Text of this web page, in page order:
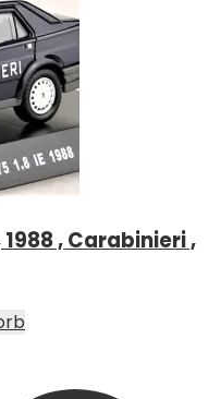
1988 , Carabinieri ,